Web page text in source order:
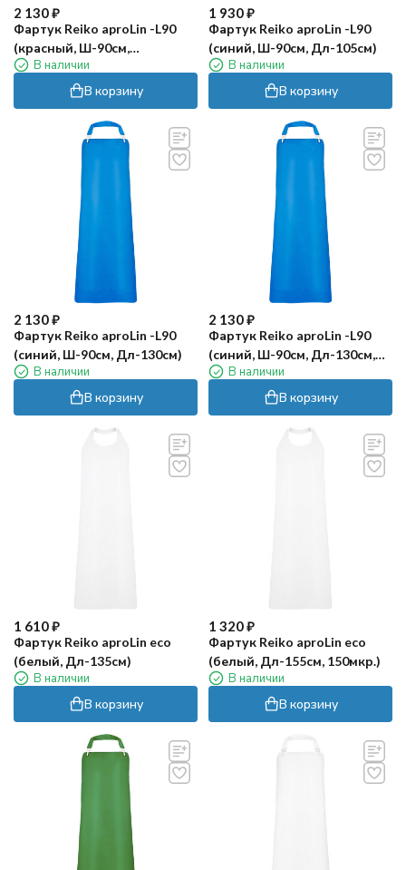
2 130₽
Фартук Reiko aproLin -L90
(красный, Ш-90см,
Дл-130см)
В наличии
В корзину
1 930₽
Фартук Reiko aproLin -L90
(синий, Ш-90см, Дл-105см)
В наличии
В корзину
2 130₽
Фартук Reiko aproLin -L90
(синий, Ш-90см, Дл-130см)
В наличии
В корзину
2 130₽
Фартук Reiko aproLin -L90
(синий, Ш-90см, Дл-130см,
LNVM, GMH)
В наличии
В корзину
1 610₽
Фартук Reiko aproLin eco
(белый, Дл-135см)
В наличии
В корзину
1 320₽
Фартук Reiko aproLin eco
(белый, Дл-155см, 150мкр.)
В наличии
В корзину